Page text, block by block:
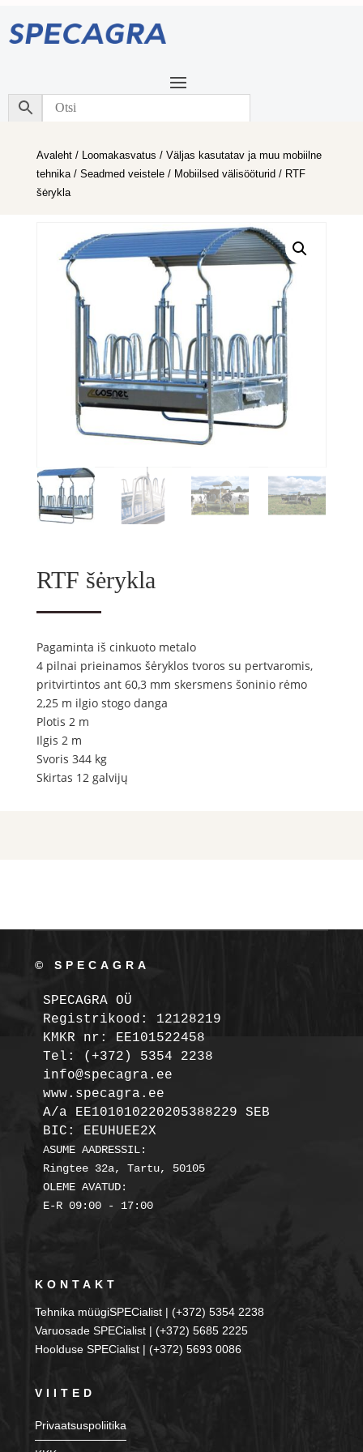
Avaleht/ Loomakasvatus / Väljas kasutatav ja muu mobiilne
tehnika/ Seadmed veistele/ Mobiilsed välisööturid / RTF
šėrykla
RTF šėrykla
Pagaminta iš cinkuoto metalo
4 pilnai prieinamos šėryklos tvoros su pertvaromis,
pritvirtintos ant 60,3 mm skersmens šoninio rėmo
2,25 m ilgio stogo danga
Plotis 2 m
Ilgis 2 m
Svoris 344 kg
Skirtas 12 galvijų
© SPECAGRA
SPECAGRA OÜ
Registrikood: 12128219
KMKR nr: EE101522458
Tel: (+372) 5354 2238
info@specagra.ee
A/a EE101010220205388229 SEB
BIC: EEUHUEE2X
ASUME AADRESSIL:
Ringtee 32a, Tartu, 50105
OLEME AVATUD:
E-R 09:00 - 17:00
KONTAKT
Tehnika müügiSPECialist | (+372) 5354 2238
Varuosade SPECialist | (+372) 5685 2225
Hoolduse SPECialist | (+372) 5693 0086
VIITED
Privaatsuspoliitika